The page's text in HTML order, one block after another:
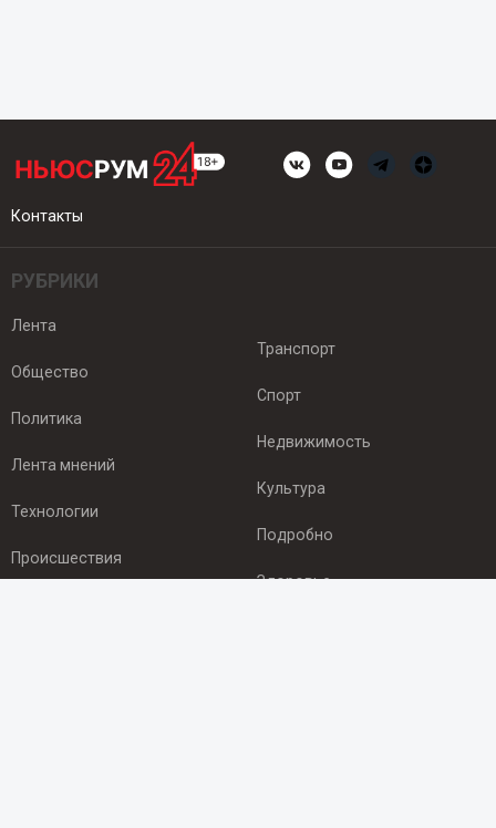
Контакты
РУБРИКИ
Лента
Общество
Политика
Лента мнений
Технологии
Происшествия
Транспорт
Спорт
Недвижимость
Культура
Подробно
Здоровье